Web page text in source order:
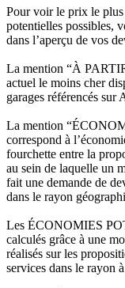
Pour voir le prix le plus
potentielles possibles,
dans l’aperçu de vos
La mention “À
actuel le moins cher
garages référencés sur
La mention
correspond à
fourchette entre la
au sein de laquelle un
fait une demande de
dans le rayon
Les ÉCONOMIES
calculés grâce à une
réalisés sur les
services dans le rayon